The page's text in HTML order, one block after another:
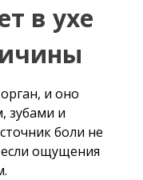
в ухе
и оно
зубами и
боли не
если ощущения